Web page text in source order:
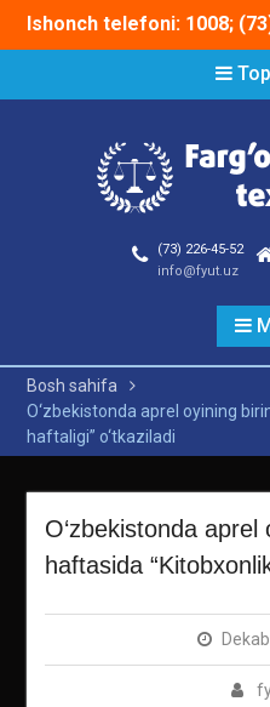
Ishonch telefoni: 1008;
(73) 226-45-52
info@fyut.uz
Bosh sahifa
O‘zbekistonda aprel oyining
haftaligi” o‘tkaziladi
O‘zbekistonda aprel
haftasida